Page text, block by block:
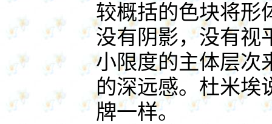
较概括的色块将形
没有阴影，没有视
小限度的主体层次
的深远感。杜米埃
牌一样。